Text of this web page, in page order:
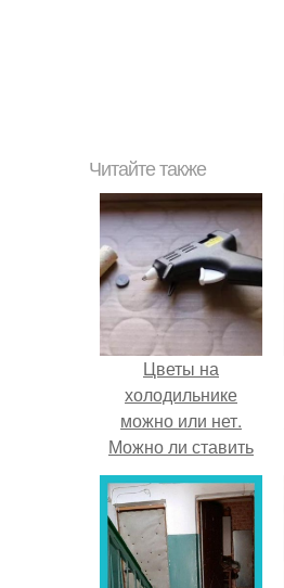
Читайте также
Цветы на
холодильнике
можно или нет.
Можно ли ставить
цветы на
холодильник?